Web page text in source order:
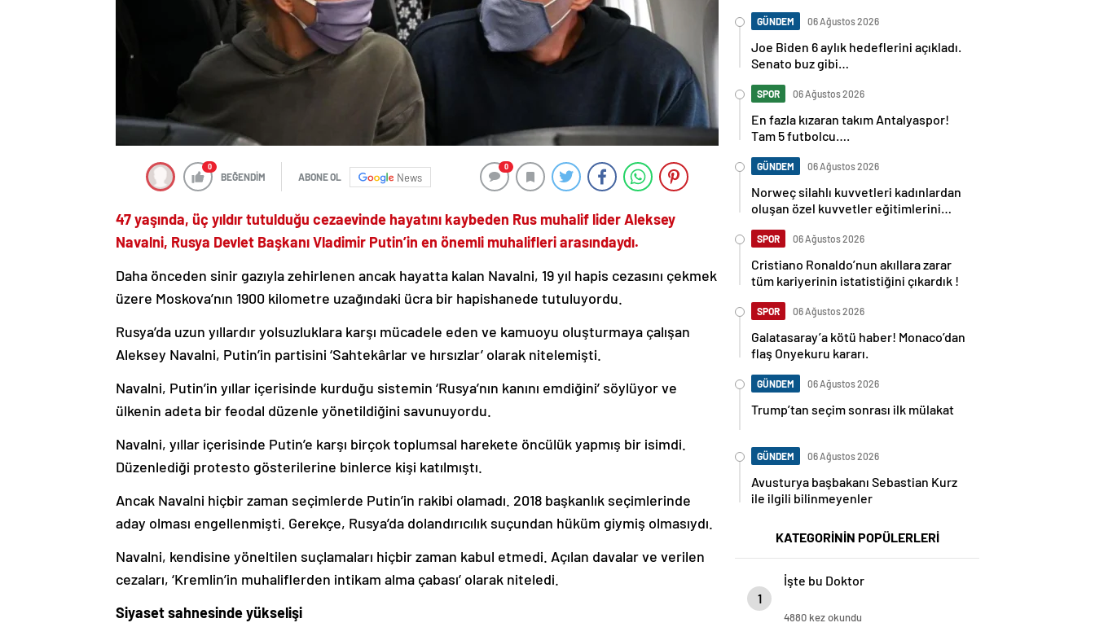
0
BEĞENDİM ABONE OL News
0
47 yaşında, üç yıldır tutulduğu cezaevinde hayatını kaybeden Rus muhalif lider Aleksey
Navalni, Rusya Devlet Başkanı Vladimir Putin’in en önemli muhalifleri arasındaydı.
Daha önceden sinir gazıyla zehirlenen ancak hayatta kalan Navalni, 19 yıl hapis cezasını çekmek
üzere Moskova’nın 1900 kilometre uzağındaki ücra bir hapishanede tutuluyordu.
Rusya’da uzun yıllardır yolsuzluklara karşı mücadele eden ve kamuoyu oluşturmaya çalışan
Aleksey Navalni, Putin’in partisini ‘Sahtekârlar ve hırsızlar’ olarak nitelemişti.
Navalni, Putin’in yıllar içerisinde kurduğu sistemin ‘Rusya’nın kanını emdiğini’ söylüyor ve
ülkenin adeta bir feodal düzenle yönetildiğini savunuyordu.
Navalni, yıllar içerisinde Putin’e karşı birçok toplumsal harekete öncülük yapmış bir isimdi.
Düzenlediği protesto gösterilerine binlerce kişi katılmıştı.
Ancak Navalni hiçbir zaman seçimlerde Putin’in rakibi olamadı. 2018 başkanlık seçimlerinde
aday olması engellenmişti. Gerekçe, Rusya’da dolandırıcılık suçundan hüküm giymiş olmasıydı.
Navalni, kendisine yöneltilen suçlamaları hiçbir zaman kabul etmedi. Açılan davalar ve verilen
cezaları, ‘Kremlin’in muhaliflerden intikam alma çabası’ olarak niteledi.
Siyaset sahnesinde yükselişi
GÜNDEM 06 Ağustos 2026
Joe Biden 6 aylık hedeflerini açıkladı.
Senato buz gibi…
SPOR 06 Ağustos 2026
En fazla kızaran takım Antalyaspor!
Tam 5 futbolcu….
GÜNDEM 06 Ağustos 2026
Norweç silahlı kuvvetleri kadınlardan
oluşan özel kuvvetler eğitimlerini
SPOR 06 Ağustos 2026
Cristiano Ronaldo’nun akıllara zarar
tüm kariyerinin istatistiğini çıkardık !
SPOR 06 Ağustos 2026
Galatasaray’a kötü haber! Monaco’dan
flaş Onyekuru kararı.
GÜNDEM 06 Ağustos 2026
Trump’tan seçim sonrası ilk mülakat
GÜNDEM 06 Ağustos 2026
Avusturya başbakanı Sebastian Kurz
ile ilgili bilinmeyenler
KATEGORİNİN POPÜLERLERİ
1
İşte bu Doktor
4880 kez okundu